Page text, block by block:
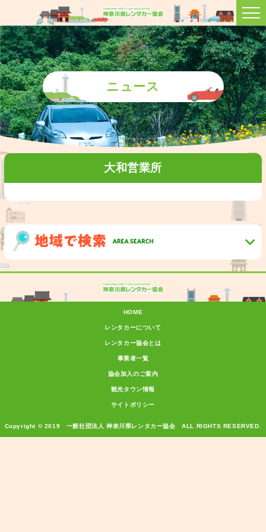
ニュース
大和営業所
HOME
レンタカーについて
レンタカー協会とは
事業者一覧
協会加入のご案内
観光タウン情報
サイトポリシー
Copyright © 2019 一般社団法人 神奈川県レンタカー協会 ALL RIGHTS RESERVED.